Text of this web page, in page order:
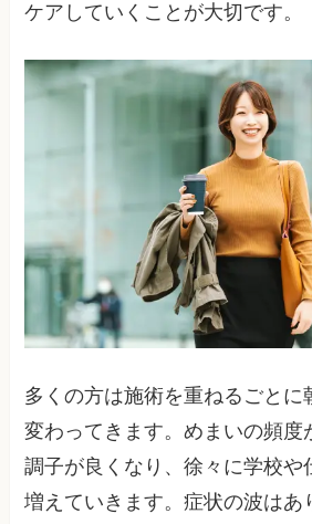
ケアしていくことが大切です。
多くの方は施術を重ねるごとに
変わってきます。めまいの頻度
調子が良くなり、徐々に学校や
増えていきます。症状の波はあ